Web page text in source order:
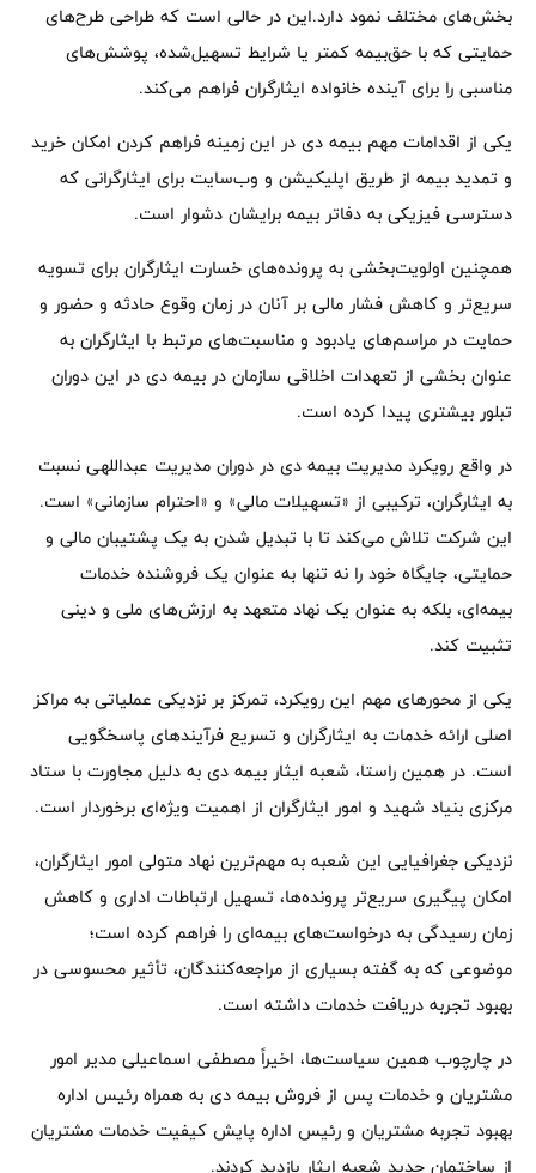
بخش‌های مختلف نمود دارد.این در حالی است که طراحی طرح‌های
حمایتی که با حق‌بیمه کمتر یا شرایط تسهیل‌شده، پوشش‌های
مناسبی را برای آینده خانواده ایثارگران فراهم می‌کند.
یکی از اقدامات مهم بیمه دی در این زمینه فراهم کردن امکان خرید
و تمدید بیمه از طریق اپلیکیشن و وب‌سایت برای ایثارگرانی که
دسترسی فیزیکی به دفاتر بیمه برایشان دشوار است.
همچنین اولویت‌بخشی به پرونده‌های خسارت ایثارگران برای تسویه
سریع‌تر و کاهش فشار مالی بر آنان در زمان وقوع حادثه و حضور و
حمایت در مراسم‌های یادبود و مناسبت‌های مرتبط با ایثارگران به
عنوان بخشی از تعهدات اخلاقی سازمان در بیمه دی در این دوران
تبلور بیشتری پیدا کرده است.
در واقع رویکرد مدیریت بیمه دی در دوران مدیریت عبداللهی نسبت
به ایثارگران، ترکیبی از «تسهیلات مالی» و «احترام سازمانی» است.
این شرکت تلاش می‌کند تا با تبدیل شدن به یک پشتیبان مالی و
حمایتی، جایگاه خود را نه تنها به عنوان یک فروشنده خدمات
بیمه‌ای، بلکه به عنوان یک نهاد متعهد به ارزش‌های ملی و دینی
تثبیت کند.
یکی از محورهای مهم این رویکرد، تمرکز بر نزدیکی عملیاتی به مراکز
اصلی ارائه خدمات به ایثارگران و تسریع فرآیندهای پاسخگویی
است. در همین راستا، شعبه ایثار بیمه دی به دلیل مجاورت با ستاد
مرکزی بنیاد شهید و امور ایثارگران از اهمیت ویژه‌ای برخوردار است.
نزدیکی جغرافیایی این شعبه به مهم‌ترین نهاد متولی امور ایثارگران،
امکان پیگیری سریع‌تر پرونده‌ها، تسهیل ارتباطات اداری و کاهش
زمان رسیدگی به درخواست‌های بیمه‌ای را فراهم کرده است؛
موضوعی که به گفته بسیاری از مراجعه‌کنندگان، تأثیر محسوسی در
بهبود تجربه دریافت خدمات داشته است.
در چارچوب همین سیاست‌ها، اخیراً مصطفی اسماعیلی مدیر امور
مشتریان و خدمات پس از فروش بیمه دی به همراه رئیس اداره
بهبود تجربه مشتریان و رئیس اداره پایش کیفیت خدمات مشتریان
از ساختمان جدید شعبه ایثار بازدید کردند.